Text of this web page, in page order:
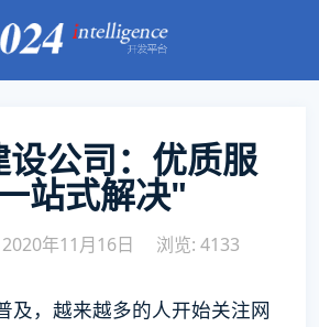
公司：优质服
站式解决"
年11月16日 浏览: 4133
及，越来越多的人开始关注网